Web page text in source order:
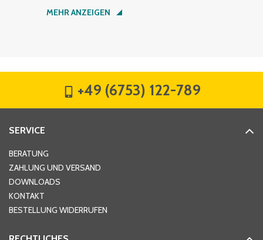
Nachname*
Hausnummer
MEHR ANZEIGEN
+49 (6753) 122-789
SERVICE
BERATUNG
ZAHLUNG UND VERSAND
DOWNLOADS
KONTAKT
BESTELLUNG WIDERRUFEN